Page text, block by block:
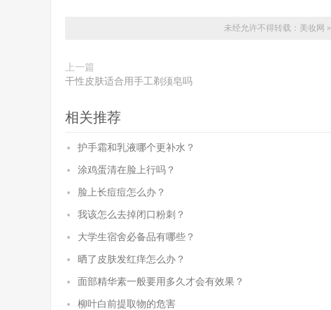
未经允许不得转载： 美妆网 »
上一篇
干性皮肤适合用手工剃须皂吗
相关推荐
护手霜和乳液哪个更补水？
涂鸡蛋清在脸上行吗？
脸上长痘痘怎么办？
我该怎么去掉闭口粉刺？
大学生宿舍必备品有哪些？
晒了皮肤发红痒怎么办？
面部精华素一般要用多久才会有效果？
柳叶白前提取物的危害